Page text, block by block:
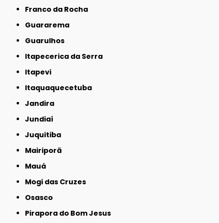
Franco da Rocha
Guararema
Guarulhos
Itapecerica da Serra
Itapevi
Itaquaquecetuba
Jandira
Jundiaí
Juquitiba
Mairiporã
Mauá
Mogi das Cruzes
Osasco
Pirapora do Bom Jesus